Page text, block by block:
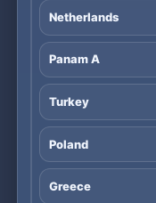
Netherlands
Panam A
Turkey
Poland
Greece